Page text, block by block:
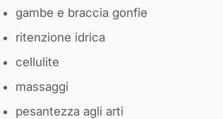
gambe e braccia gonfie
ritenzione idrica
cellulite
massaggi
pesantezza agli arti